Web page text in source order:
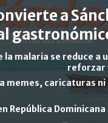
a
malaria se reduce a
reforzar
memes, caricaturas
República